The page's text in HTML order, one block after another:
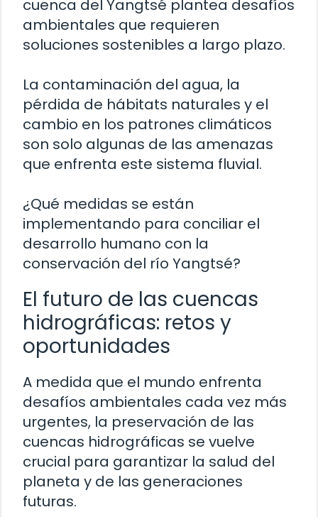
cuenca del Yangtsé plantea desafíos
ambientales que requieren
soluciones sostenibles a largo plazo.
La contaminación del agua, la
pérdida de hábitats naturales y el
cambio en los patrones climáticos
son solo algunas de las amenazas
que enfrenta este sistema fluvial.
¿Qué medidas se están
implementando para conciliar el
desarrollo humano con la
conservación del río Yangtsé?
El futuro de las cuencas
hidrográficas: retos y
oportunidades
A medida que el mundo enfrenta
desafíos ambientales cada vez más
urgentes, la preservación de las
cuencas hidrográficas se vuelve
crucial para garantizar la salud del
planeta y de las generaciones
futuras.